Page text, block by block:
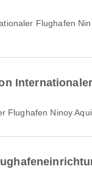
Flughafen
Flughafen Ninoy